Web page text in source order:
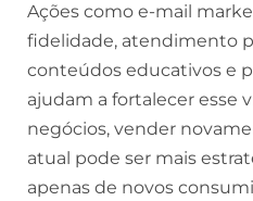
Ações como e-mail
fidelidade, atendimento
conteúdos educativos e
ajudam a fortalecer esse
negócios, vender
atual pode ser mais
apenas de novos